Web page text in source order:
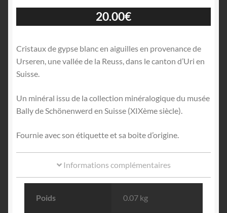
20.00€
Cristaux de gypse blanc en aiguilles en provenance de
Urseren, une vallée de la Reuss, dans le canton d’Uri en
Suisse.
Un minéral issu de la collection minéralogique du musée
Bally de Schönenwerd en Suisse (XIXème siècle).
Fournie avec son étiquette et sa boite d’origine.
Informations complémentaires
Poids 0.07 kg